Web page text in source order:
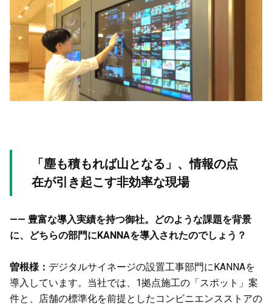
「塵も積もれば山となる」、情報の点
在が引き起こす非効率な現場
—— 豊富な導入実績を持つ御社。どのような課題を背景
に、どちらの部門にKANNAを導入されたのでしょう？
曽根様： デジタルサイネージの設置工事部門にKANNAを
導入しています。当社では、1拠点施工の「スポット」案
件と、店舗の標準化を前提としたコンビニエンスストアの